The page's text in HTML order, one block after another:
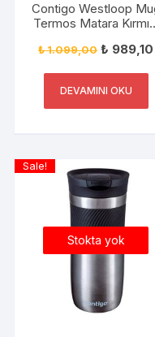
Contigo Westloop
Termos Matara
₺1.099,00 ₺ 989,10
DEVAMINI OKU
Stokta yok
Sale!